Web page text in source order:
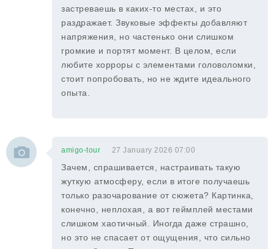
застреваешь в каких-то местах, и это
раздражает. Звуковые эффекты добавляют
напряжения, но частенько они слишком
громкие и портят момент. В целом, если
любите хорроры с элементами головоломки,
стоит попробовать, но не ждите идеального
опыта.
amigo-tour 27 January 2026 07:00
Зачем, спрашивается, настраивать такую
жуткую атмосферу, если в итоге получаешь
только разочарование от сюжета? Картинка,
конечно, неплохая, а вот геймплей местами
слишком хаотичный. Иногда даже страшно,
но это не спасает от ощущения, что сильно